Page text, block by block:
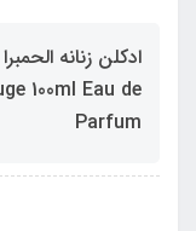
ادکلن زنانه
100ml Eau de
Parfum